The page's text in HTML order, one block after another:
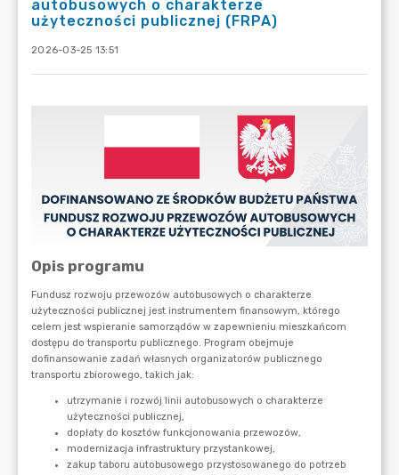
autobusowych o charakterze
użyteczności publicznej (FRPA)
2026-03-25 13:51